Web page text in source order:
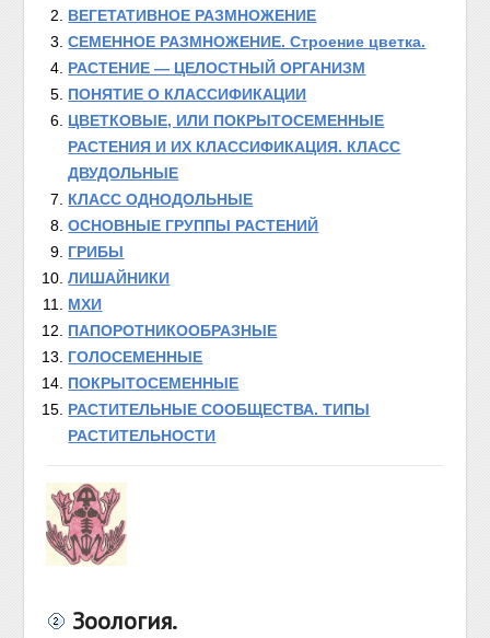
ВЕГЕТАТИВНОЕ РАЗМНОЖЕНИЕ
СЕМЕННОЕ РАЗМНОЖЕНИЕ. Строение цветка.
РАСТЕНИЕ — ЦЕЛОСТНЫЙ ОРГАНИЗМ
ПОНЯТИЕ О КЛАССИФИКАЦИИ
ЦВЕТКОВЫЕ, ИЛИ ПОКРЫТОСЕМЕННЫЕ
РАСТЕНИЯ И ИХ КЛАССИФИКАЦИЯ. КЛАСС
ДВУДОЛЬНЫЕ
КЛАСС ОДНОДОЛЬНЫЕ
ОСНОВНЫЕ ГРУППЫ РАСТЕНИЙ
ГРИБЫ
ЛИШАЙНИКИ
МХИ
ПАПОРОТНИКООБРАЗНЫЕ
ГОЛОСЕМЕННЫЕ
ПОКРЫТОСЕМЕННЫЕ
РАСТИТЕЛЬНЫЕ СООБЩЕСТВА. ТИПЫ
РАСТИТЕЛЬНОСТИ
Зоология.